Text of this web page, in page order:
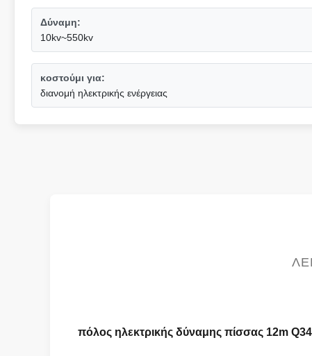
Δύναμη:
10kv~550kv
κοστούμι για:
διανομή ηλεκτρικής ενέργειας
πόλος ηλεκτρικής δύναμης πίσσας 12m